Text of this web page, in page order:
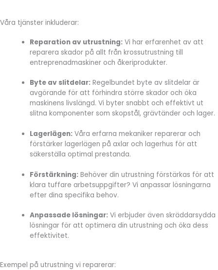
Våra tjänster inkluderar:
Reparation av utrustning: Vi har erfarenhet av att
reparera skador på allt från krossutrustning till
entreprenadmaskiner och åkeriprodukter.
Byte av slitdelar: Regelbundet byte av slitdelar är
avgörande för att förhindra större skador och öka
maskinens livslängd. Vi byter snabbt och effektivt ut
slitna komponenter som skopstål, grävtänder och lager.
Lagerlägen: Våra erfarna mekaniker reparerar och
förstärker lagerlägen på axlar och lagerhus för att
säkerställa optimal prestanda.
Förstärkning: Behöver din utrustning förstärkas för att
klara tuffare arbetsuppgifter? Vi anpassar lösningarna
efter dina specifika behov.
Anpassade lösningar: Vi erbjuder även skräddarsydda
lösningar för att optimera din utrustning och öka dess
effektivitet.
Exempel på utrustning vi reparerar: